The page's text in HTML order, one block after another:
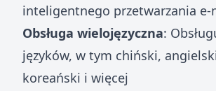
inteligentnego przetwarzania e-
Obsługa wielojęzyczna:
języków, w tym chiński,
koreański i więcej